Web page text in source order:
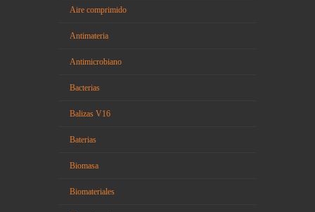
Aire comprimido
Antimateria
Antimicrobiano
Bacterias
Balizas V16
Baterias
Biomasa
Biomateriales